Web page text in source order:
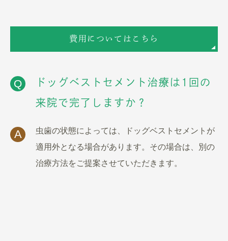
費用についてはこちら
Q
ドッグベストセメント治療は1回の
来院で完了しますか？
A
虫歯の状態によっては、ドッグベストセメントが
適用外となる場合があります。その場合は、別の
治療方法をご提案させていただきます。